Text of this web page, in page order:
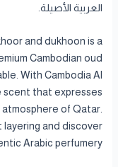
العربية الأصيلة.
and dukhoon is a
Cambodian oud
With Cambodia Al
scent that expresses
of Qatar.
and discover
Arabic perfumery.